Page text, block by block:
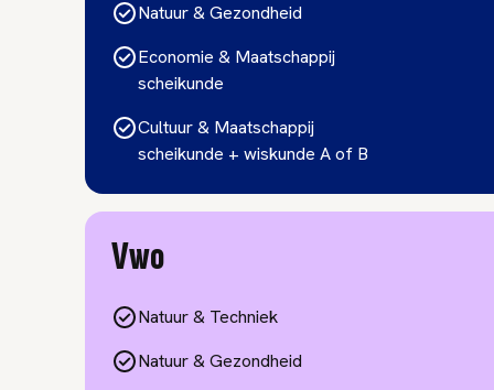
Natuur & Gezondheid
Economie & Maatschappij
scheikunde
Cultuur & Maatschappij
scheikunde + wiskunde A of B
Vwo
Natuur & Techniek
Natuur & Gezondheid